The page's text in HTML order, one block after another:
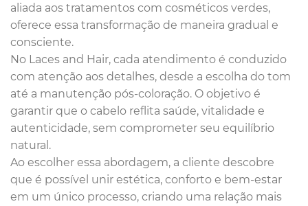
aliada aos tratamentos com cosméticos verdes,
oferece essa transformação de maneira gradual e
consciente.
No Laces and Hair, cada atendimento é conduzido
com atenção aos detalhes, desde a escolha do tom
até a manutenção pós-coloração. O objetivo é
garantir que o cabelo reflita saúde, vitalidade e
autenticidade, sem comprometer seu equilíbrio
natural.
Ao escolher essa abordagem, a cliente descobre
que é possível unir estética, conforto e bem-estar
em um único processo, criando uma relação mais